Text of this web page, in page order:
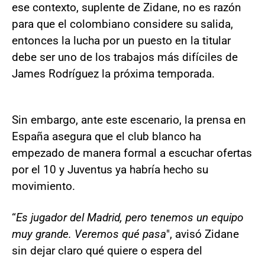
ese contexto, suplente de Zidane, no es razón
para que el colombiano considere su salida,
entonces la lucha por un puesto en la titular
debe ser uno de los trabajos más difíciles de
James Rodríguez la próxima temporada.
Sin embargo, ante este escenario, la prensa en
España asegura que el club blanco ha
empezado de manera formal a escuchar ofertas
por el 10 y Juventus ya habría hecho su
movimiento.
“Es jugador del Madrid, pero tenemos un equipo
muy grande. Veremos qué pasa", avisó Zidane
sin dejar claro qué quiere o espera del